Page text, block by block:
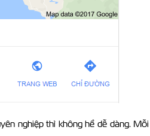
nghiệp thì không hề dễ dàng. Mỗi